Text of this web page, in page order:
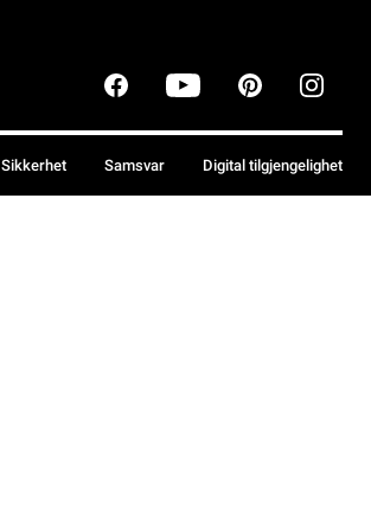
Sikkerhet Samsvar Digital tilgjengelighet